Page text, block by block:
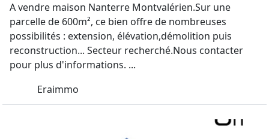
A vendre maison Nanterre Montvalérien.Sur une
parcelle de 600m², ce bien offre de nombreuses
possibilités : extension, élévation,démolition puis
reconstruction... Secteur recherché.Nous contacter
pour plus d'informations. ...
Eraimmo